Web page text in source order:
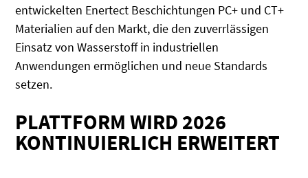
entwickelten Enertect Beschichtungen PC+ und CT+
Materialien auf den Markt, die den zuverrlässigen
Einsatz von Wasserstoff in industriellen
Anwendungen ermöglichen und neue Standards
setzen.
PLATTFORM WIRD 2026
KONTINUIERLICH ERWEITERT